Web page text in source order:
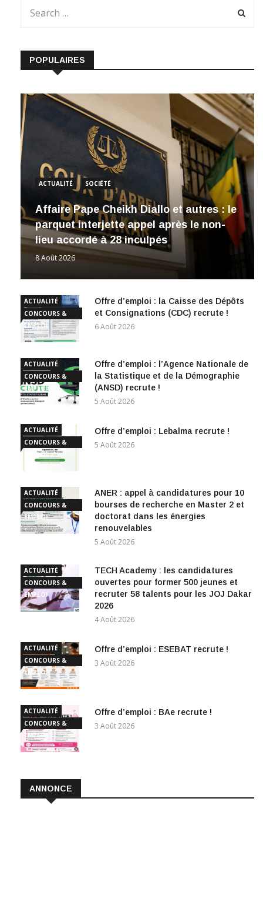
POPULAIRES
ACTUALITÉ SOCIÉTÉ
Affaire Pape Cheikh Diallo et autres : le
parquet interjette appel après le non-
lieu accordé à 28 inculpés
8 Août 2026
ACTUALITÉ
CONCOURS &
EMPLOI
Offre d’emploi : la Caisse des Dépôts
et Consignations (CDC) recrute !
6 Août 2026
ACTUALITÉ
CONCOURS &
EMPLOI
Offre d’emploi : l’Agence Nationale de
la Statistique et de la Démographie
(ANSD) recrute !
5 Août 2026
ACTUALITÉ
CONCOURS &
EMPLOI
Offre d’emploi : Lebalma recrute !
5 Août 2026
ACTUALITÉ
CONCOURS &
EMPLOI
ANER : appel à candidatures pour 10
bourses de recherche en Master 2 et
doctorat dans les énergies
renouvelables
5 Août 2026
ACTUALITÉ
CONCOURS &
EMPLOI
TECH Academy : les candidatures
ouvertes pour former 500 jeunes et
recruter 58 talents pour les JOJ Dakar
2026
4 Août 2026
ACTUALITÉ
CONCOURS &
EMPLOI
Offre d’emploi : ESEBAT recrute !
3 Août 2026
ACTUALITÉ
CONCOURS &
EMPLOI
Offre d’emploi : BAe recrute !
3 Août 2026
ANNONCE